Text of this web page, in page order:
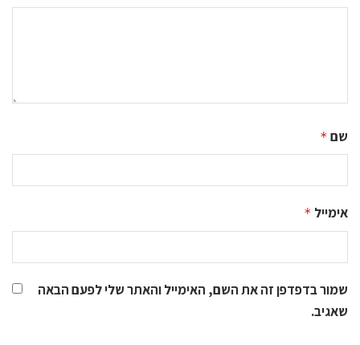
שם *
אימייל *
שמור בדפדפן זה את השם, האימייל והאתר שלי לפעם הבאה
שאגיב.